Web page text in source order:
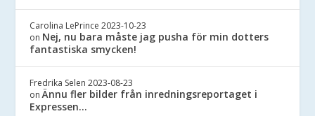
Carolina LePrince 2023-10-23
on Nej, nu bara måste jag pusha för min dotters
fantastiska smycken!
Fredrika Selen 2023-08-23
onÄnnu fler bilder från inredningsreportaget i
Expressen…